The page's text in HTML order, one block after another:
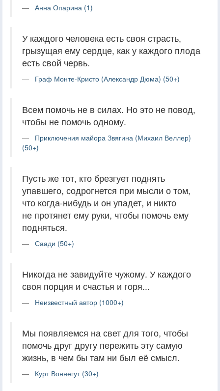
Анна Опарина (1)
У каждого человека есть своя страсть,
грызущая ему сердце, как у каждого плода
есть свой червь.
Граф Монте-Кристо (Александр Дюма) (50+)
Всем помочь не в силах. Но это не повод,
чтобы не помочь одному.
Приключения майора Звягина (Михаил Веллер)
(50+)
Пусть же тот, кто брезгует поднять
упавшего, содрогнется при мысли о том,
что когда-нибудь и он упадет, и никто
не протянет ему руки, чтобы помочь ему
подняться.
Саади (50+)
Никогда не завидуйте чужому. У каждого
своя порция и счастья и горя...
Неизвестный автор (1000+)
Мы появляемся на свет для того, чтобы
помочь друг другу пережить эту самую
жизнь, в чем бы там ни был её смысл.
Курт Воннегут (30+)